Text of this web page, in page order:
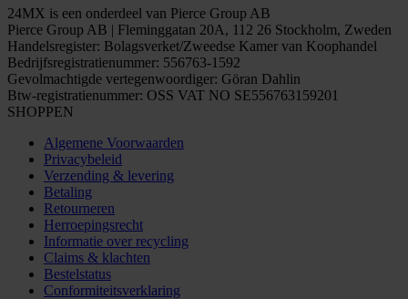
24MX is een onderdeel van Pierce Group AB
Pierce Group AB | Fleminggatan 20A, 112 26 Stockholm, Zweden
Handelsregister: Bolagsverket/Zweedse Kamer van Koophandel
Bedrijfsregistratienummer: 556763-1592
Gevolmachtigde vertegenwoordiger: Göran Dahlin
Btw-registratienummer: OSS VAT NO SE556763159201
SHOPPEN
Algemene Voorwaarden
Privacybeleid
Verzending & levering
Betaling
Retourneren
Herroepingsrecht
Informatie over recycling
Claims & klachten
Bestelstatus
Conformiteitsverklaring